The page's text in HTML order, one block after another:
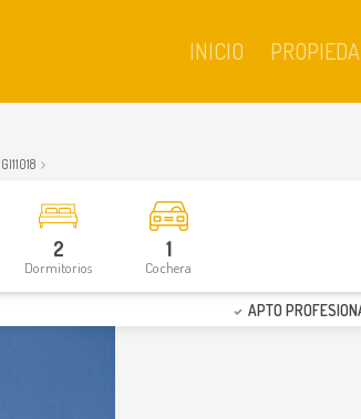
INICIO
GI11018
2
Dormitorios
1
Cochera
APTO